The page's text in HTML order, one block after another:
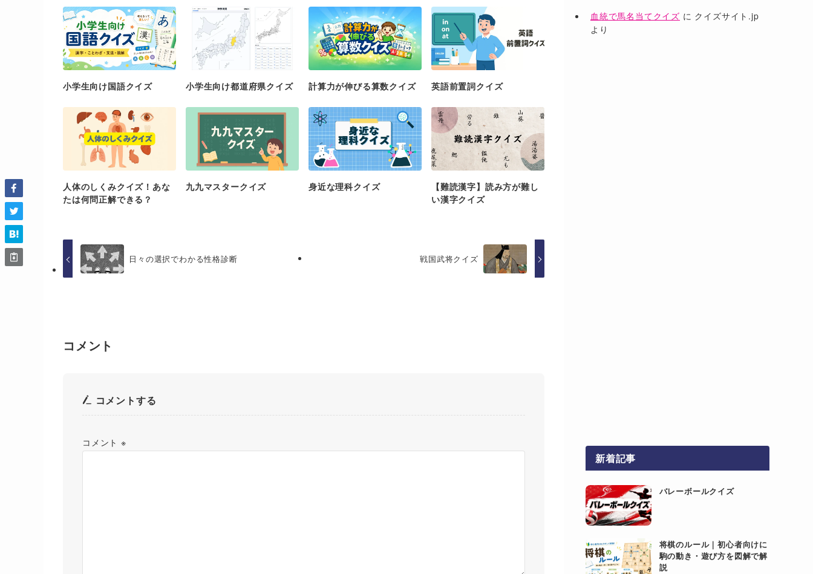
小学生向け国語クイズ 小学生向け都道府県クイズ 計算力が伸びる算数クイズ 英語前置詞クイズ
人体のしくみクイズ！あな
たは何問正解できる？
九九マスタークイズ 身近な理科クイズ
【難読漢字】読み方が難し
い漢字クイズ
日々の選択でわかる性格診断 戦国武将クイズ
コメント
コメントする
コメント ※
血統で馬名当てクイズ に クイズサイト.jp
より
新着記事
バレーボールクイズ
将棋のルール｜初心者向けに
駒の動き・遊び方を図解で解
説